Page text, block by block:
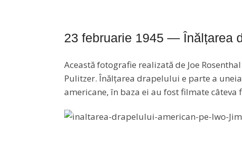
23 februarie 1945 — Înălțarea
Această fotografie realizată de Joe
Pulitzer. Înălțarea drapelului e parte a
americane, în baza ei au fost filmate câteva